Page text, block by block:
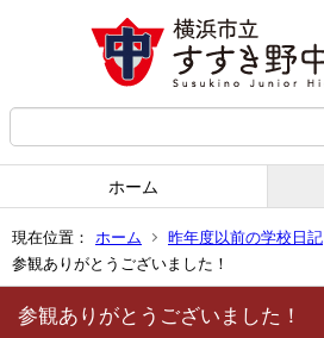
ホーム
現在位置： ホーム 昨年度以前の学校日記
参観ありがとうございました！
参観ありがとうございました！